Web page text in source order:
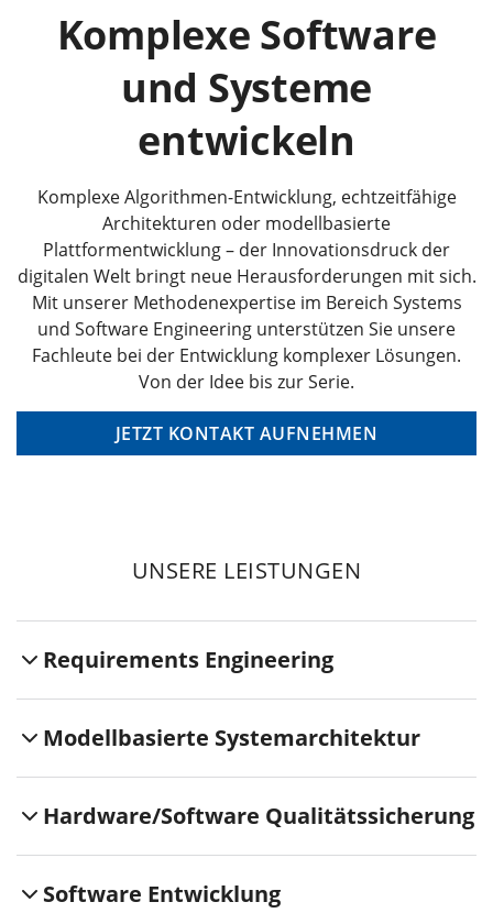
Komplexe Software
und Systeme
entwickeln
Komplexe Algorithmen-Entwicklung, echtzeitfähige
Architekturen oder modellbasierte
Plattformentwicklung – der Innovationsdruck der
digitalen Welt bringt neue Herausforderungen mit sich.
Mit unserer Methodenexpertise im Bereich Systems
und Software Engineering unterstützen Sie unsere
Fachleute bei der Entwicklung komplexer Lösungen.
Von der Idee bis zur Serie.
JETZT KONTAKT AUFNEHMEN
UNSERE LEISTUNGEN
Requirements Engineering
Modellbasierte Systemarchitektur
Hardware/Software Qualitätssicherung
Software Entwicklung